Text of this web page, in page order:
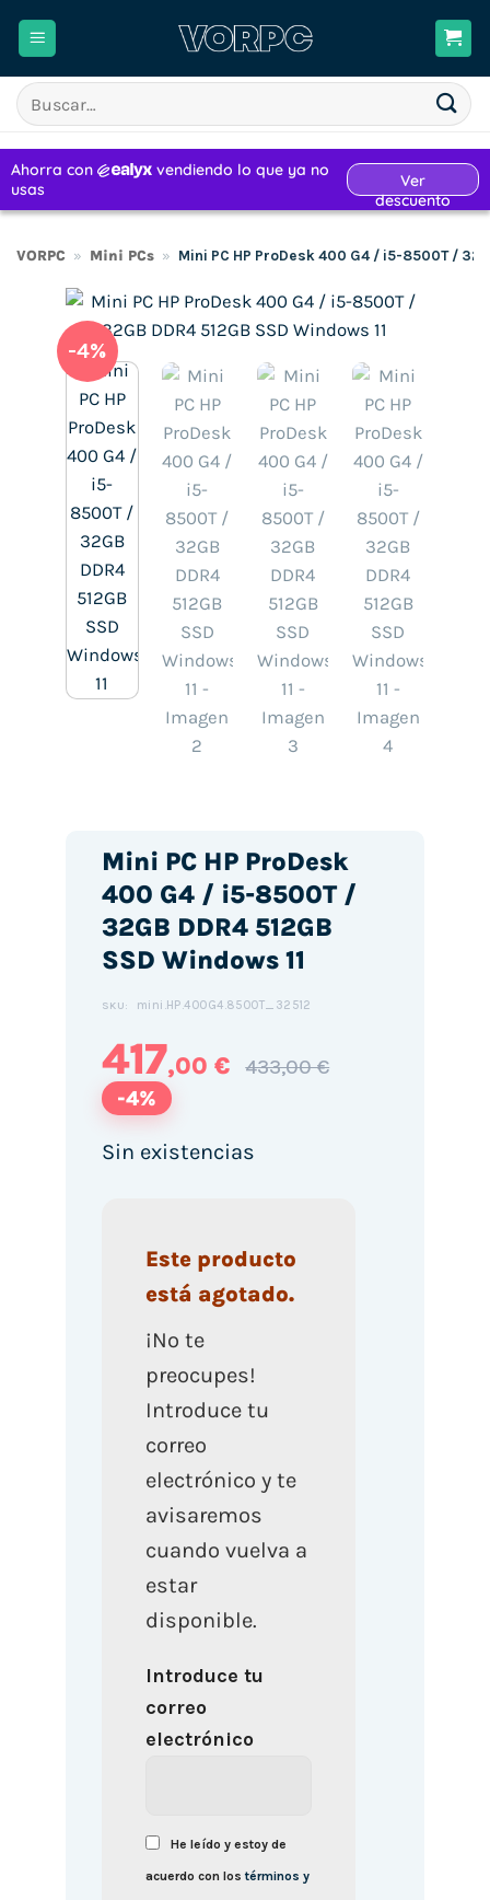
Buscar
por:
VORPC » Mini PCs » Mini PC HP ProDesk 400 G4 / i5-8500T /
-4%
Mini PC HP ProDesk
400 G4 / i5-8500T /
32GB DDR4 512GB
SSD Windows 11
SKU: mini.HP.400G4.8500T_32512
417,00 € 433,00 €
-4%
Sin existencias
Este producto
está agotado.
¡No te
preocupes!
Introduce tu
correo
electrónico y te
avisaremos
cuando vuelva a
estar
disponible.
Introduce tu
correo
electrónico
He leído y estoy de
acuerdo con lostérminos y